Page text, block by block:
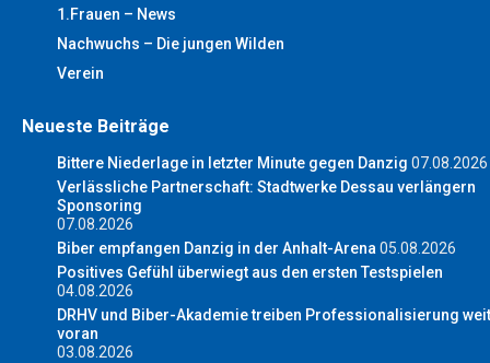
1.Frauen – News
Nachwuchs – Die jungen Wilden
Verein
Neueste Beiträge
Bittere Niederlage in letzter Minute gegen Danzig 07.08.2026
Verlässliche Partnerschaft: Stadtwerke Dessau verlängern
Sponsoring
07.08.2026
Biber empfangen Danzig in der Anhalt-Arena05.08.2026
Positives Gefühl überwiegt aus den ersten Testspielen
04.08.2026
DRHV und Biber-Akademie treiben Professionalisierung
voran
03.08.2026